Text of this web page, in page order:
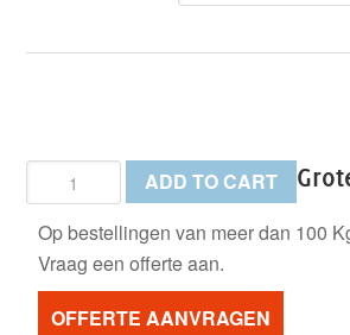
Champ
Zalm
&
Rijst
quantity
ADD TO CART
Op bestellingen van meer dan 100
Vraag een offerte aan.
OFFERTE AANVRAGEN